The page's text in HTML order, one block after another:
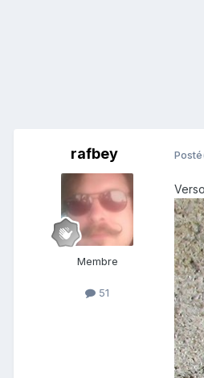
rafbey
Membre
51
Verso